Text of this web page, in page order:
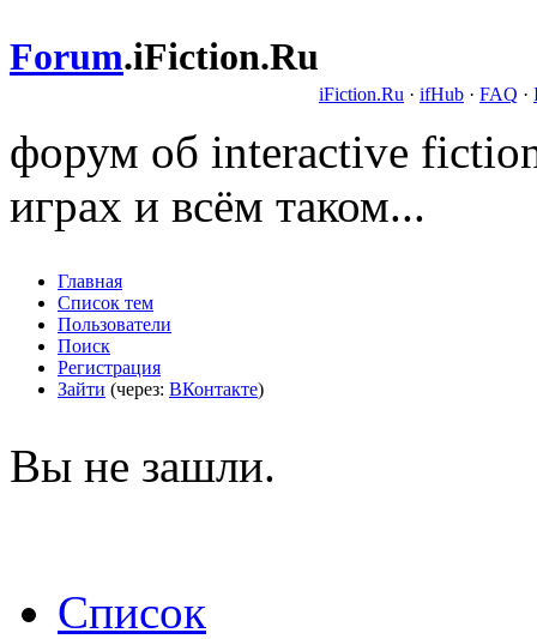
Forum.iFiction.Ru
iFiction.Ru · ifHub · FAQ ·
форум об interactive
играх и всём таком...
Главная
Список тем
Пользователи
Поиск
Регистрация
Зайти (через: ВКонтакте)
Вы не зашли.
Список